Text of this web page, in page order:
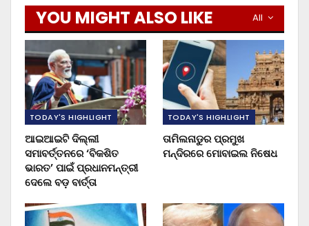
All
YOU MIGHT ALSO LIKE
TODAY'S HIGHLIGHT
ଆଇଆଇଟି ଦିଲ୍ଲୀ
ସମାବର୍ତ୍ତନରେ ‘ବିକଶିତ
ଭାରତ’ ପାଇଁ ପ୍ରଧାନମନ୍ତ୍ରୀ
ଦେଲେ ବଡ଼ ବାର୍ତ୍ତା
TODAY'S HIGHLIGHT
ତାମିଲନାଡୁର ପ୍ରମୁଖ
ମନ୍ଦିରରେ ମୋବାଇଲ ନିଷେଧ